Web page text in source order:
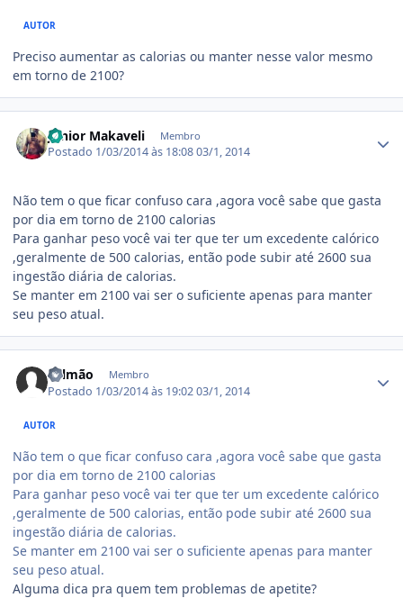
AUTOR
Preciso aumentar as calorias ou manter nesse valor mesmo
em torno de 2100?
Junior Makaveli Membro
Postado 1/03/2014 às 18:0803/1, 2014
Não tem o que ficar confuso cara ,agora você sabe que gasta
por dia em torno de 2100 calorias
Para ganhar peso você vai ter que ter um excedente calórico
,geralmente de 500 calorias, então pode subir até 2600 sua
ingestão diária de calorias.
Se manter em 2100 vai ser o suficiente apenas para manter
seu peso atual.
Salmão Membro
Postado 1/03/2014 às 19:0203/1, 2014
AUTOR
Não tem o que ficar confuso cara ,agora você sabe que gasta
por dia em torno de 2100 calorias
Para ganhar peso você vai ter que ter um excedente calórico
,geralmente de 500 calorias, então pode subir até 2600 sua
ingestão diária de calorias.
Se manter em 2100 vai ser o suficiente apenas para manter
seu peso atual.
Alguma dica pra quem tem problemas de apetite?